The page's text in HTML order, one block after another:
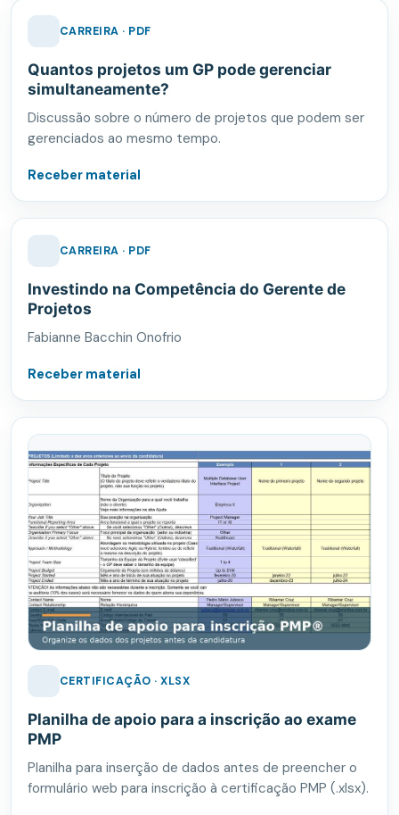
CARREIRA · PDF
Quantos projetos um GP pode gerenciar
simultaneamente?
Discussão sobre o número de projetos que podem ser
gerenciados ao mesmo tempo.
Receber material
CARREIRA · PDF
Investindo na Competência do Gerente de
Projetos
Fabianne Bacchin Onofrio
Receber material
CERTIFICAÇÃO · XLSX
Planilha de apoio para a inscrição ao exame
PMP
Planilha para inserção de dados antes de preencher o
formulário web para inscrição à certificação PMP (.xlsx).